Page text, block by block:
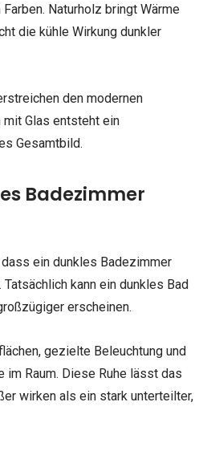
Naturholz bringt Wärme
die kühle Wirkung dunkler
den modernen
mit Glas entsteht ein
Gesamtbild.
Badezimmer
ein dunkles Badezimmer
kann ein dunkles Bad
erscheinen.
gezielte Beleuchtung und
im Raum. Diese Ruhe lässt das
wirken als ein stark unterteilter,